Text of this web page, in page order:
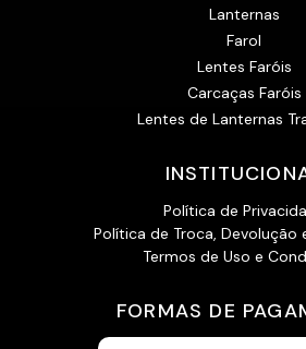
Lanternas
Farol
Lentes Faróis
Carcaças Faróis
Lentes de Lanternas
Política de
Política de Troca, Devolução
Termos de Uso e
FORMAS DE